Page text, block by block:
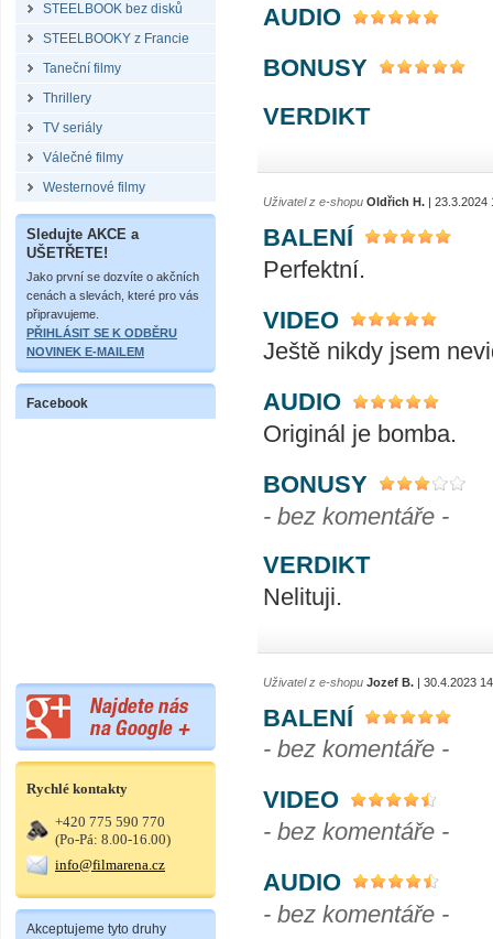
STEELBOOK bez disků
STEELBOOKY z Francie
Taneční filmy
Thrillery
TV seriály
Válečné filmy
Westernové filmy
Sledujte AKCE a
UŠETŘETE!
Jako první se dozvíte o akčních
cenách a slevách, které pro vás
připravujeme.
PŘIHLÁSIT SE K ODBĚRU
NOVINEK E-MAILEM
Facebook
Rychlé kontakty
+420 775 590 770
(Po-Pá: 8.00-16.00)
info@filmarena.cz
Akceptujeme tyto druhy
AUDIO
BONUSY
VERDIKT
Uživatel z e-shopu Oldřich H. | 23.3.2024
BALENÍ
Perfektní.
VIDEO
Ještě nikdy jsem
AUDIO
Originál je bomba.
BONUSY
- bez komentáře -
VERDIKT
Nelituji.
Uživatel z e-shopu Jozef B. | 30.4.2023
BALENÍ
- bez komentáře -
VIDEO
- bez komentáře -
AUDIO
- bez komentáře -